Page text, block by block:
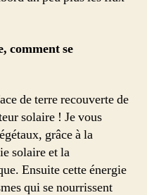
comment se
de terre recouverte de
solaire ! Je vous
grâce à la
solaire et la
Ensuite cette énergie
qui se nourrissent